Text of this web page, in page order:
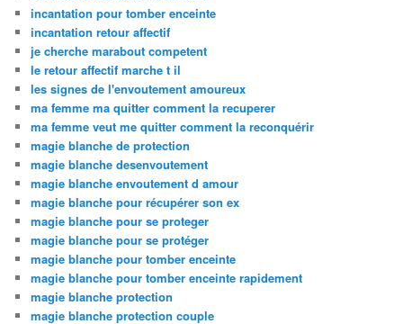
incantation pour tomber enceinte
incantation retour affectif
je cherche marabout competent
le retour affectif marche t il
les signes de l'envoutement amoureux
ma femme ma quitter comment la recuperer
ma femme veut me quitter comment la reconquérir
magie blanche de protection
magie blanche desenvoutement
magie blanche envoutement d amour
magie blanche pour récupérer son ex
magie blanche pour se proteger
magie blanche pour se protéger
magie blanche pour tomber enceinte
magie blanche pour tomber enceinte rapidement
magie blanche protection
magie blanche protection couple